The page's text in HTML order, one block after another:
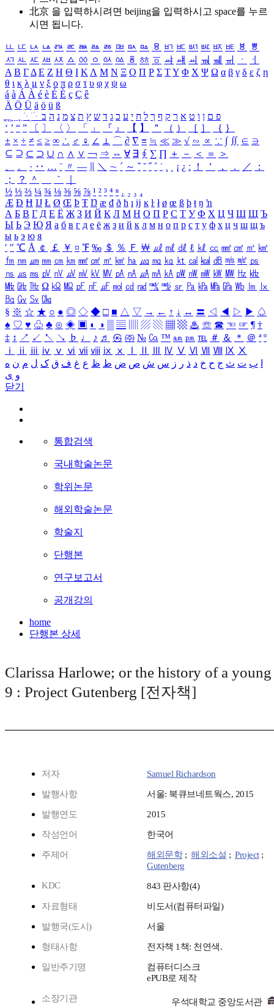
北京 을 입력하시려면 beijing을 입력하시고 space를 누르
시면 됩니다.
ㅥ ㅦ ㅧ ㅨ ㅩ ㅪ ㅫ ㅬ ㅭ ㅮ ㅯ ㅰ ㅱ ㅲ ㅳ ㅴ ㅵ ㅶ ㅷ ㅸ
ㅹ
ㅺ ㅻ ㅼ ㅽ ㅾ ㅿ ㆀ ㆁ ㆂ ㆃ ㆄ ㆅ ㆆ ㆇ ㆈ ㆉ ㆊ ㆋ ㆌ ㆍ
ㆎ
Α Β ΓΔ Ε Ζ Η Θ Ι ΚΛ Μ Ν Ξ Ο Π Ρ Σ ΤΥ Φ Χ Ψ Ω α β γ δ ε ζ η
θ ι κ λ μ ν ξ ο π ρ σ τ υ φ χ ψ ω
á à Á À é è É È ç Ç ê
Ä Ö Ü ä ö ü ß
ִֶֹ ֻּ ׁׂ פ ם ן ו ט א ר ק ף ך ל ח י ע כ ג ד ש ץ ת צ מ נ ה ב
‘ ’ “ ” 〔 〕 〈 〉 「 」 『 』 【 】 ＂ （ ） ［ ］ ｛ ｝
± × ÷ ≠ ≤ ≥ ∞ ∴ ♂ ♀ ∠ ⊥ ⌒ ∂ ∇ ≡ ≒ ≪ ≫ √ ∽ ∝ ∵ ∫ ∬ ∈ ∋
⊆ ⊇ ⊂ ⊃ ∪ ∩ ∧ ∨ ￢ ⇒ ⇔ ∀ ∃ ∮ ∑ ∏ ＋ － ＜ ＝
＞
、
。 · ‥ … ¨ 〃 ― ＼ ∼ ´ ～ ˇ ˘ ˝ ˚ ˙ ¸ ¡ ¿ ː ！ ＇ ， ． ／
：
；
？ ＾ ｀
½ ⅓ ⅔ ¼ ¾ ⅛ ⅜ ⅝ ⅞ ¹ ² ³ ⁴ ⁿ ₁ ₂ ₃ ₄
Æ Ð Ħ Ĳ Ł Ø Œ Þ Ŧ Ŋ æ đ ð ħ ı ĳ ĸ ŀ ł ø œ ß þ ŧ ŋ ŉ
А Б В Г Д Е Ё Ж З И Й К Л М Н О П Р С Т У Ф Х Ц Ч Ш Щ Ъ
Ы Ь Э Ю Я а б в г д е ё ж з и й к л м н о п р с т у ф х ц ч ш щ ъ
ы ь э ю я
′ ″ ℃ Å ￠ ￡ ￥ ¤ ℉ ‰ ＄ ％ Ｆ ￦ ㎕ ㎖ ㎗ ℓ ㎘ ㏄ ㎣ ㎤ ㎥ ㎦
㎙ ㎚ ㎛ ㎜ ㎝ ㎞ ㎟ ㎠ ㎡ ㎢ ㏊ ㎍ ㎎ ㎏ ㏏ ㎈ ㎉ ㏈ ㎧ ㎨ ㎰
㎱ ㎲ ㎳ ㎴ ㎵ ㎶ ㎷ ㎸ ㎹ ㎀ ㎁ ㎂ ㎃ ㎄ ㎺ ㎻ ㎽ ㎾ ㎿ ㎐ ㎑
㎒ ㎓ ㎔ Ω ㏀ ㏁ ㎊ ㎋ ㎌ ㏖ ㏅ ㎭ ㎮ ㎯ ㏛ ㎩ ㎪ ㎫ ㎬ ㏝ ㏐
㏓
㏃ ㏉ ㏜ ㏆
§ ※ ☆ ★ ○ ● ◎ ◇ ◆ □ ■ △ ▽ → ← ↑ ↓ ↔ 〓 ◁ ◀ ▷ ▶ ♤
♠ ♡ ♥ ♧ ♣ ⊙ ◈ ▣ ◐ ◑ ▒ ▤ ▨ ▧ ▦ ▩ ♨ ☏ ☎ ☜ ☞ ¶ †
‡ ↕ ↗ ↙ ↖ ↘ ♭ ♩ ♪ ♬ ㉿ ㈜ № ㏇ ™ ㏂ ㏘ ℡ ＃ ＆ ＊ ＠ ª º
ⅰ
ⅱ ⅲ ⅳ ⅴ ⅵ ⅶ ⅷ ⅸ ⅹ Ⅳ Ⅴ Ⅵ Ⅶ Ⅷ Ⅸ Ⅹ
ب ت ث ج ح خ د ذ ر ز س ش ص ض ط ظ ع غ ف ق ک ل م ن ه
و ی
닫기
통합검색
국내학술논문
학위논문
해외학술논문
학술지
단행본
연구보고서
공개강의
home
단행본 상세
Clarissa Harlowe; or the history of a
9 : Project Gutenberg [전자책]
저자 Samuel Richardson
발행사항 서울: 북큐브네트웍스, 2015
발행연도 2015
작성언어 한국어
주제어 해외문학; 해외소설 ; Project;
Gutenberg
KDC
843 판사항(4)
자료형태 비도서(컴퓨터파일)
발행국(도시) 서울
형태사항 전자책 1책: 천연색.
일반주기명
컴퓨터디스크
ePUB로 제작
소장기관 우석대학교 중앙도서관